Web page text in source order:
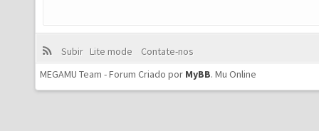
Subir Lite mode
Contate-nos
MEGAMU Team - Forum Criado por MyBB. Mu Online